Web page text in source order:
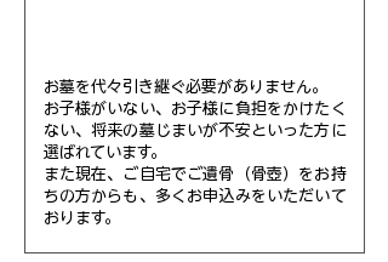
お墓を代々引き継ぐ必要がありません。
お子様がいない、お子様に負担をかけたく
ない、将来の墓じまいが不安といった方に
選ばれています。
また現在、ご自宅でご遺骨（骨壺）をお持
ちの方からも、多くお申込みをいただいて
おります。